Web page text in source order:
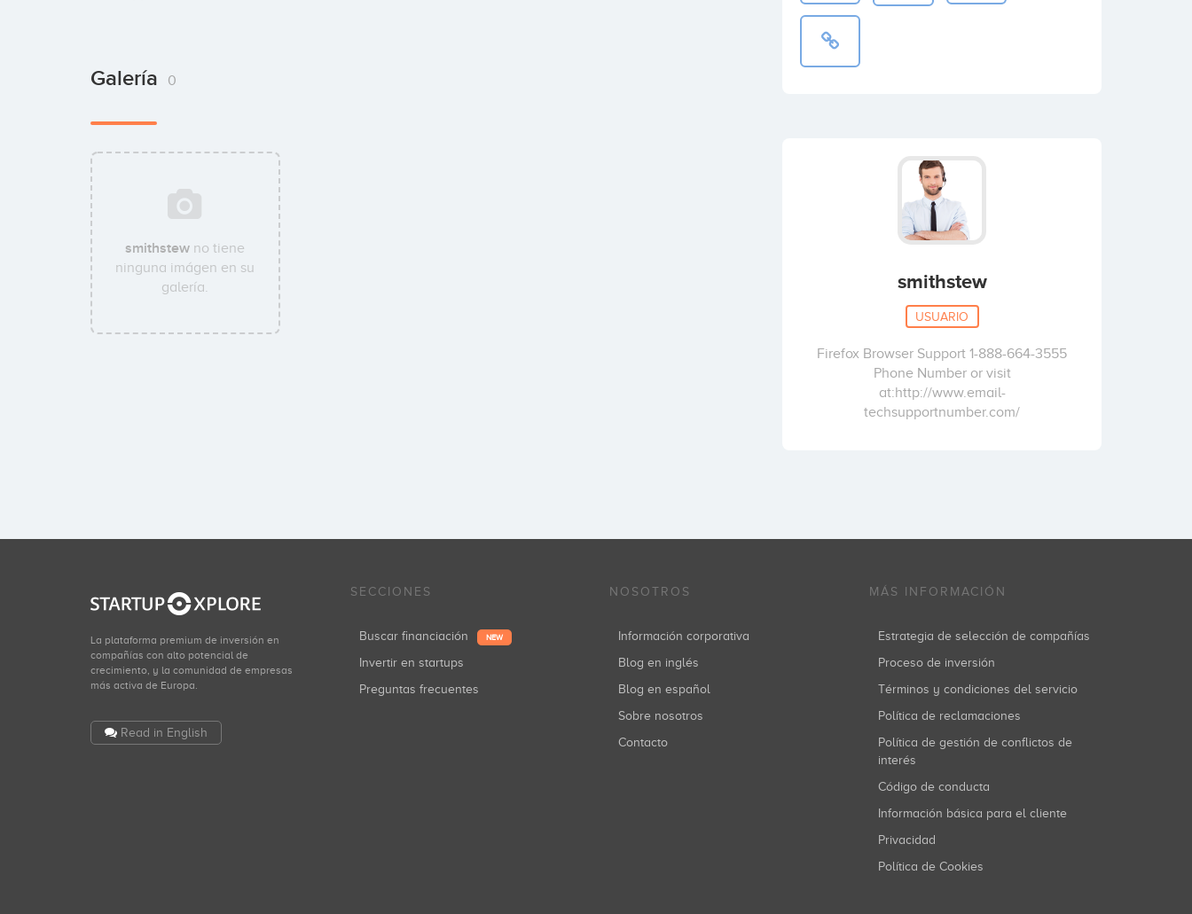
Galería 0
smithstew no tiene
ninguna imágen en su
galería.
smithstew
USUARIO
Firefox Browser Support 1-888-664-3555
Phone Number or visit
at:http://www.email-
techsupportnumber.com/
La plataforma premium de inversión en
compañías con alto potencial de
crecimiento, y la comunidad de empresas
más activa de Europa.
Read in English
SECCIONES
Buscar financiación NEW
Invertir en startups
Preguntas frecuentes
NOSOTROS
Información corporativa
Blog en inglés
Blog en español
Sobre nosotros
Contacto
MÁS INFORMACIÓN
Estrategia de selección de compañías
Proceso de inversión
Términos y condiciones del servicio
Política de reclamaciones
Política de gestión de conflictos de
interés
Código de conducta
Información básica para el cliente
Privacidad
Política de Cookies